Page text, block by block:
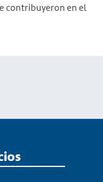
contribuyeron en el